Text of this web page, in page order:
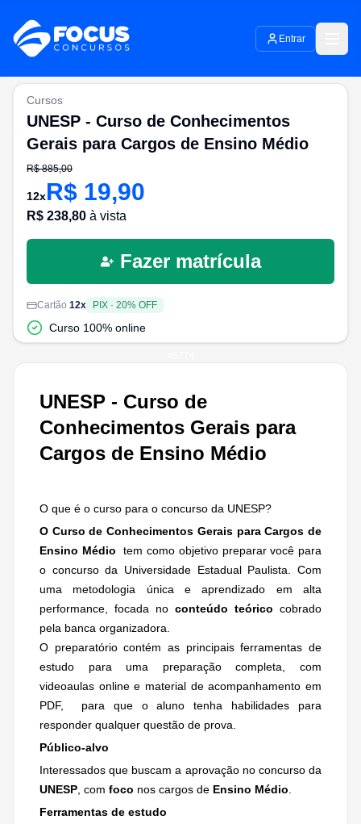
Entrar
UNESP - Curso de
Conhecimentos Gerais para
Cargos de Ensino Médio
O que é o curso para o concurso da UNESP?
O Curso de Conhecimentos Gerais para Cargos de
Ensino Médio
tem como objetivo preparar você para
o concurso da Universidade Estadual Paulista. Com
uma metodologia única e aprendizado em alta
performance, focada no conteúdo teórico cobrado
pela banca organizadora.
O preparatório contém as principais ferramentas de
estudo para uma preparação completa, com
videoaulas online e material de acompanhamento em
PDF, para que o aluno tenha habilidades para
responder qualquer questão de prova.
Público-alvo
Interessados que buscam a aprovação no concurso da
UNESP , com foco nos cargos de Ensino Médio
Ferramentas de estudo
Cursos
UNESP - Curso de Conhecimentos
Gerais para Cargos de Ensino Médio
R$885,00
12xR$ 19,90
R$ 238,80 à vista
Fazer matrícula
Cartão 12x PIX · 20% OFF
Curso 100% online